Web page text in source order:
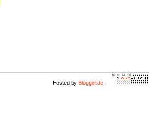
Hosted by Blogger.de -